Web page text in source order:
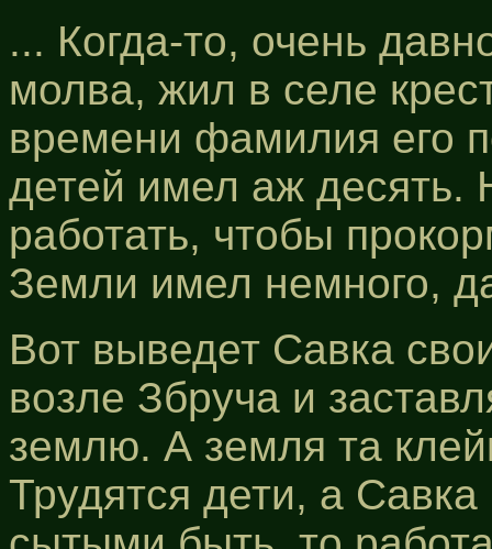
... Когда-то, очень
молва, жил в селе
времени фамилия его
детей имел аж десять.
работать, чтобы
Земли имел немного,
Вот выведет Савка
возле Збруча и
землю. А земля та
Трудятся дети, а